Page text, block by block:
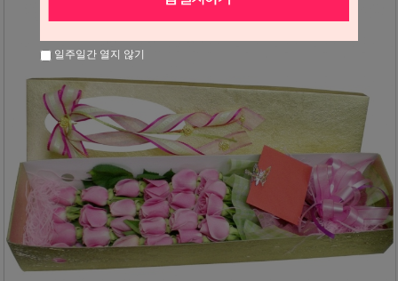
일주일간 열지 않기